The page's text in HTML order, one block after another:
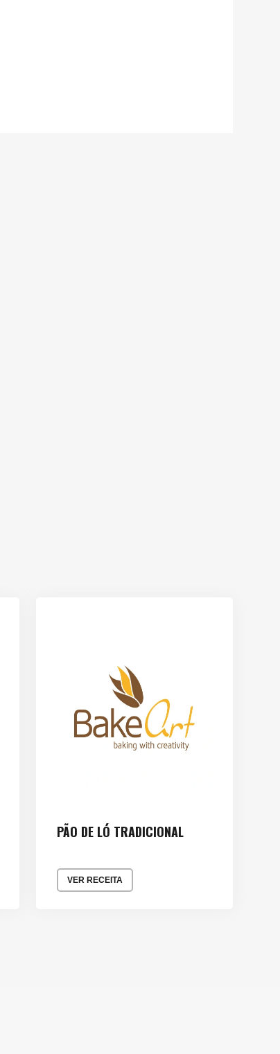
PÃO DE LÓ TRADICIONAL
VER RECEITA